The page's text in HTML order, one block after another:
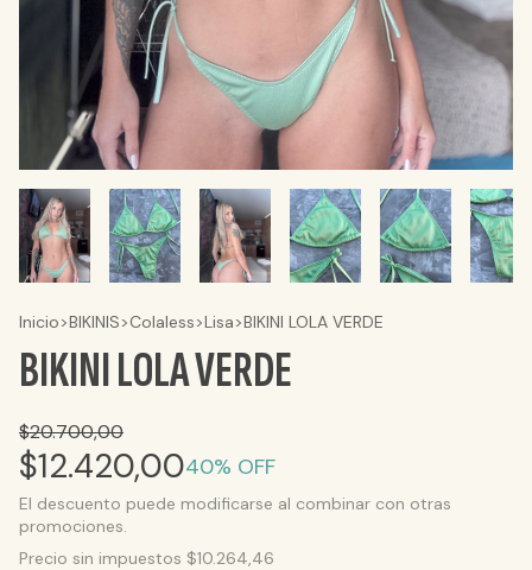
Inicio>BIKINIS>Colaless>Lisa>BIKINI LOLA VERDE
BIKINI LOLA VERDE
$20.700,00
$12.420,0040% OFF
El descuento puede modificarse al combinar con otras
promociones.
Precio sin impuestos $10.264,46